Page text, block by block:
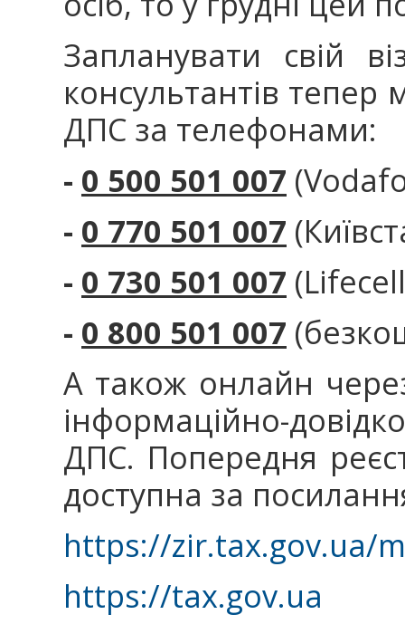
Запланувати свій
консультантів
ДПС за телефонами:
- 0 500 501 007
- 0 770 501 007
- 0 730 501 007
- 0 800 501 007
А також онлайн
інформаційно-
ДПС. Попередня
доступна за
https://zir.tax.gov.ua/
https://tax.gov.ua